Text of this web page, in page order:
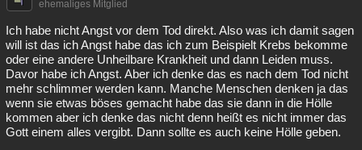
ehemaliges Mitglied
Ich habe nicht Angst vor dem Tod direkt. Also was ich damit sagen
will ist das ich Angst habe das ich zum Beispielt Krebs bekomme
oder eine andere Unheilbare Krankheit und dann Leiden muss.
Davor habe ich Angst. Aber ich denke das es nach dem Tod nicht
mehr schlimmer werden kann. Manche Menschen denken ja das
wenn sie etwas böses gemacht habe das sie dann in die Hölle
kommen aber ich denke das nicht denn heißt es nicht immer das
Gott einem alles vergibt. Dann sollte es auch keine Hölle geben.